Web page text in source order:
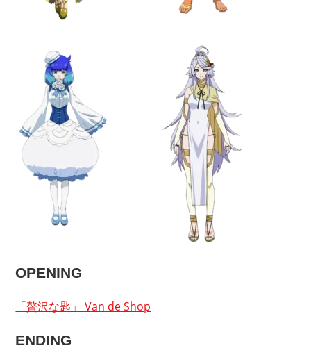
OPENING
「贅沢な匙」 Van de Shop
ENDING